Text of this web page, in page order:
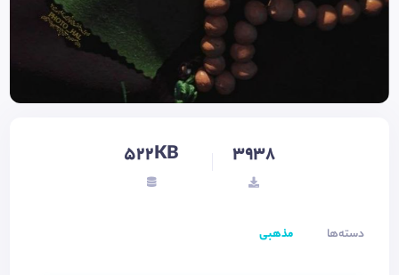
3938
522KB
دسته‌ها مذهبی